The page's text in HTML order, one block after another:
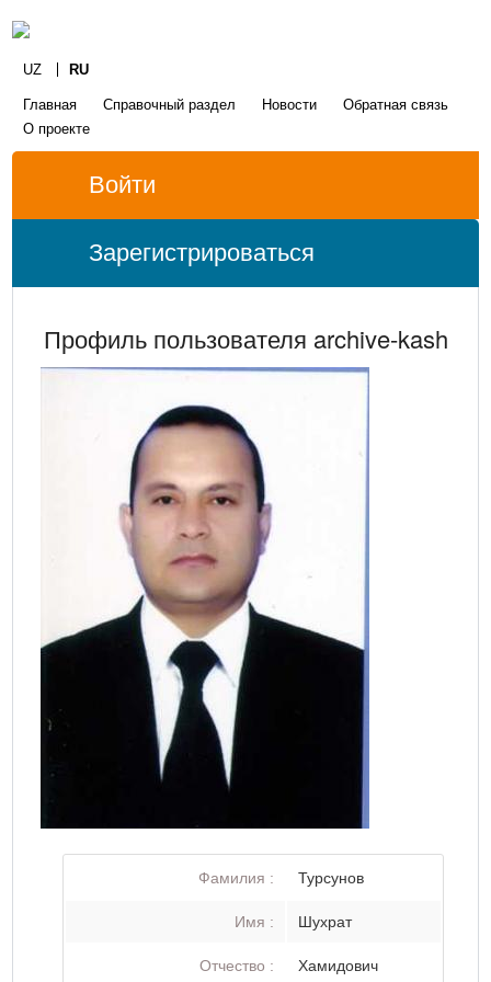
UZ RU
Главная Справочный раздел Новости
Обратная связь
О проекте
Войти
Зарегистрироваться
Профиль пользователя archive-kash
Фамилия : Турсунов
Имя : Шухрат
Отчество : Хамидович